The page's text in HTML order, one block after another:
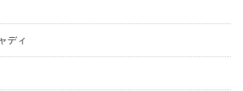
ディ